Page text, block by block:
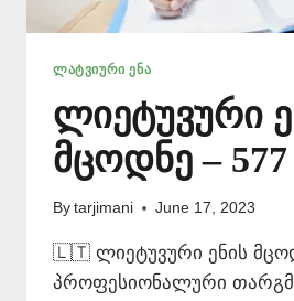
ᲚᲐᲢᲕᲘᲣᲠᲘ ᲔᲜᲐ
ლიეტუვური
მცოდნე – 577
By tarjimani June 17, 2023
🇱🇹 ლიეტუვური ენის
პროფესიონალური